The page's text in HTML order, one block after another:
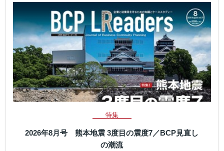
特集
2026年8月号 熊本地震 3度目の震度7／BCP見直し
の潮流